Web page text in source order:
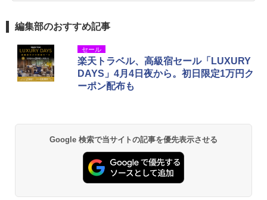
編集部のおすすめ記事
セール
楽天トラベル、高級宿セール「LUXURY
DAYS」4月4日夜から。初日限定1万円ク
ーポン配布も
Google 検索で当サイトの記事を優先表示させる